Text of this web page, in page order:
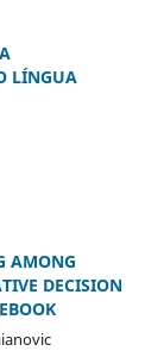
LÍNGUA
AMONG
DECISION